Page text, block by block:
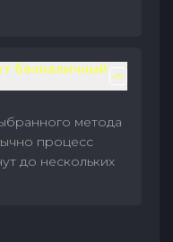
безналичный
метода
процесс
до нескольких